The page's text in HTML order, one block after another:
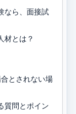
ら、面接試
とは？
とされない場
問とポイン